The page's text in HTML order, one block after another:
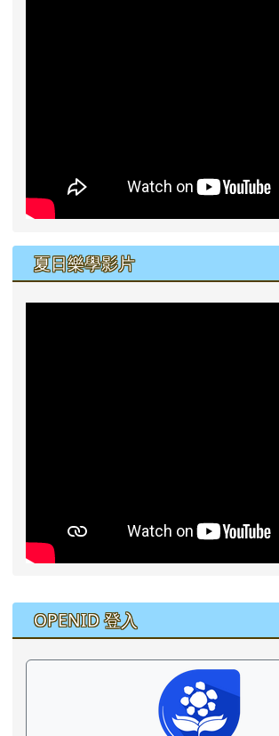
夏日樂學影片
右邊區域內容
OPENID 登入